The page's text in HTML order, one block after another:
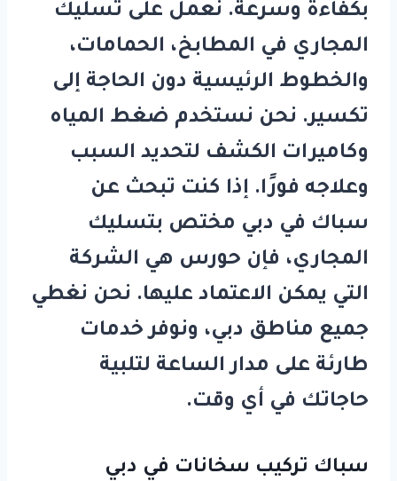
بكفاءة وسرعة. نعمل على تسليك
المجاري في المطابخ، الحمامات،
والخطوط الرئيسية دون الحاجة إلى
تكسير. نحن نستخدم ضغط المياه
وكاميرات الكشف لتحديد السبب
وعلاجه فورًا. إذا كنت تبحث عن
سباك في دبي مختص بتسليك
المجاري، فإن حورس هي الشركة
التي يمكن الاعتماد عليها. نحن نغطي
جميع مناطق دبي، ونوفر خدمات
طارئة على مدار الساعة لتلبية
حاجاتك في أي وقت.
سباك تركيب سخانات في دبي